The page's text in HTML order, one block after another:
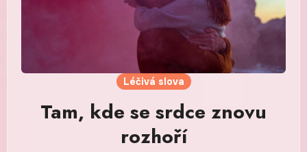
Léčivá slova
Tam, kde se srdce znovu
rozhoří